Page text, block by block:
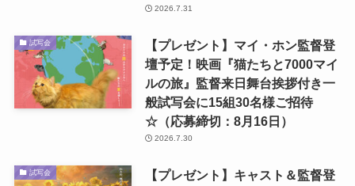
2026.7.31
試写会
【プレゼント】マイ・ホン監督登
壇予定！映画『猫たちと7000マイ
ルの旅』監督来日舞台挨拶付き一
般試写会に15組30名様ご招待
☆（応募締切：8月16日）
2026.7.30
試写会
【プレゼント】キャスト＆監督登